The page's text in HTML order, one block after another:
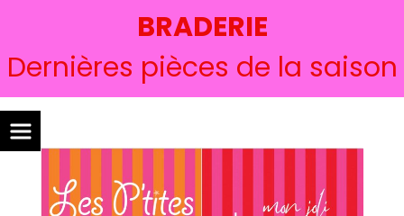
BRADERIE
Dernières pièces de la saison